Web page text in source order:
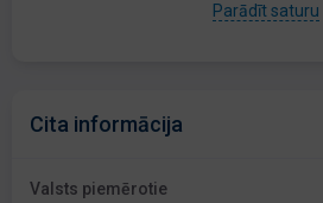
Parādīt saturu
Cita informācija
Valsts piemērotie